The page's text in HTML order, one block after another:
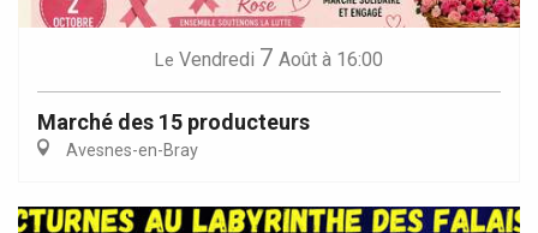
Le Vendredi 7 Août à 16:00
Marché des 15 producteurs
Avesnes-en-Bray